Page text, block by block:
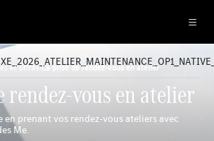
et offres›La prise de rendez-vous en atelier
rendez-vous en atelier
prenant vos rendez-vous ateliers avec
Me.